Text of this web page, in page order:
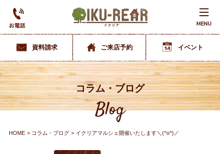
MENU
資料請求 ご来店予約 イベント
コラム・ブログ
Blog
HOME コラム・ブログ イクリアマルシェ開催いたします＼(^o^)／